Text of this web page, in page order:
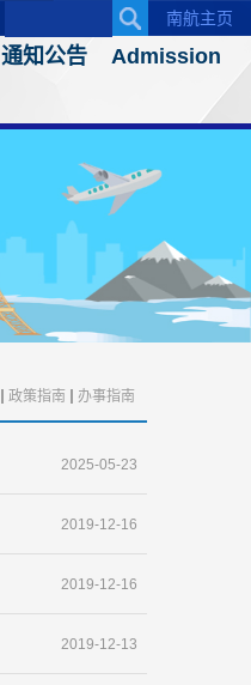
南航主页
通知公告 Admission
政策指南 办事指南
2025-05-23
2019-12-16
2019-12-16
2019-12-13